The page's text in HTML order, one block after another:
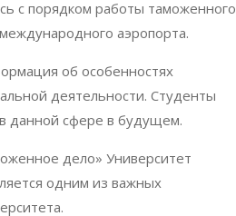
с порядком работы таможенного
аэропорта.
об особенностях
деятельности. Студенты
данной сфере в будущем.
дело» Университет
одним из важных